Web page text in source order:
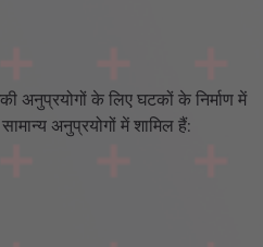
अनुप्रयोगों के लिए घटकों के निर्माण में
अनुप्रयोगों में शामिल हैं: